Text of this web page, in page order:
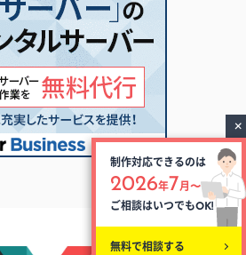
制作対応できるのは
2026年7月〜
ご相談はいつでもOK!
無料で相談する